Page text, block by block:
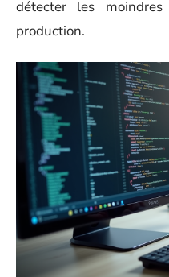
détecter les
production.